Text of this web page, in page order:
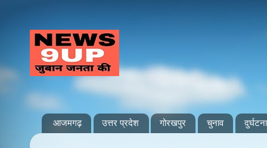
आजमगढ़ उत्तर प्रदेश गोरखपुर चुनाव दुर्घटना